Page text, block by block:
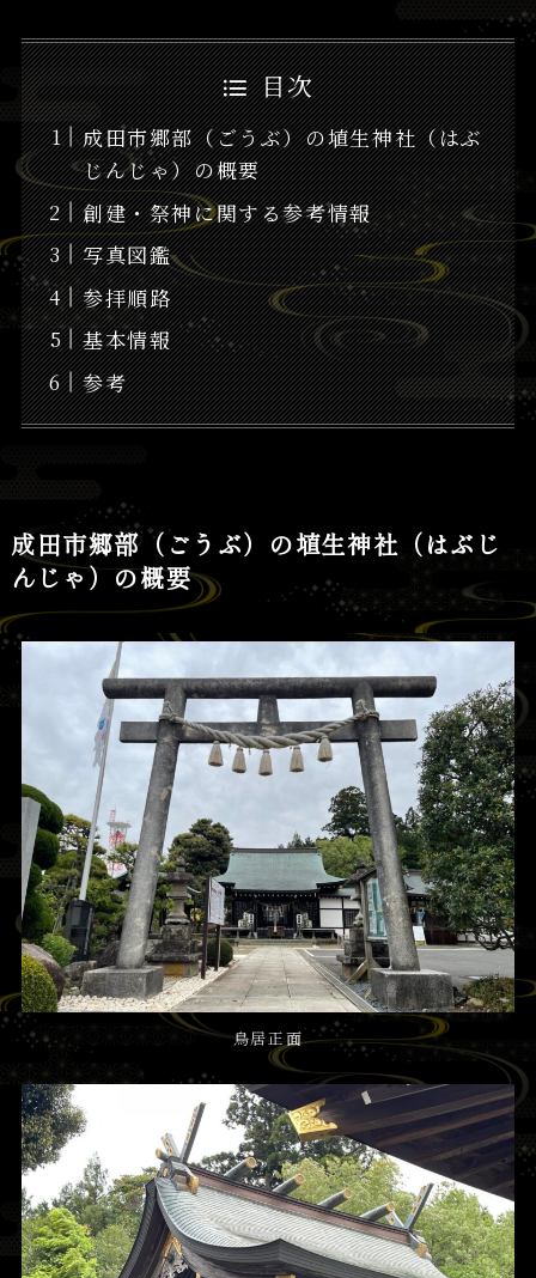
目次
成田市郷部（ごうぶ）の埴生神社（はぶ
じんじゃ）の概要
創建・祭神に関する参考情報
写真図鑑
参拝順路
基本情報
参考
成田市郷部（ごうぶ）の埴生神社（はぶじ
んじゃ）の概要
鳥居正面